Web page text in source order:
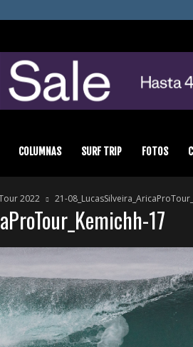
COLUMNAS SURF TRIP FOTOS
2022 21-
17